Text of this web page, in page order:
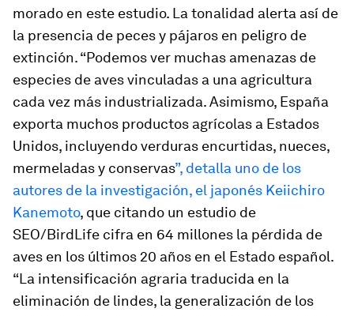
morado en este estudio. La tonalidad alerta así de
la presencia de peces y pájaros en peligro de
extinción. “Podemos ver muchas amenazas de
especies de aves vinculadas a una agricultura
cada vez más industrializada. Asimismo, España
exporta muchos productos agrícolas a Estados
Unidos, incluyendo verduras encurtidas, nueces,
mermeladas y conservas”, detalla uno de los
autores de la investigación, el japonés Keiichiro
Kanemoto, que citando un estudio de
SEO/BirdLife cifra en 64 millones la pérdida de
aves en los últimos 20 años en el Estado español.
“La intensificación agraria traducida en la
eliminación de lindes, la generalización de los